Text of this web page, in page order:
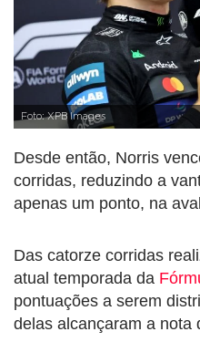
Foto: XPB Images
Desde então, Norris
corridas, reduzindo a
apenas um ponto, na
Das catorze corridas
atual temporada da
pontuações a serem
delas alcançaram a nota